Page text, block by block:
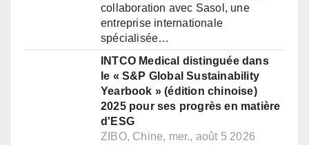
collaboration avec Sasol, une
entreprise internationale
spécialisée…
INTCO Medical distinguée dans
le « S&P Global Sustainability
Yearbook » (édition chinoise)
2025 pour ses progrès en matière
d'ESG
ZIBO, Chine, mer., août 5 2026